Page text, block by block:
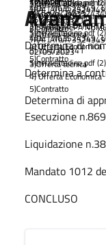
3)Offerta tecnica
4) Offerta Economica
5)Contratto
5) contratto141
Servizicittadino.pdf (2)
TRATTATIVA
02/05/2023
3)Offerta tecnica
4) Offerta Economica
5)Contratto
3) Dettaglio
5) contratto141
Servizicittadino.pdf (2)
del 27/04/2023
2)Stipula MePA
TRATTATIVA
02/05/2023
3)Offerta tecnica
4) Offerta Economica
5)Contratto
976974047E
Determina di
Determina a
Determina di
Esecuzione
Liquidazione
Mandato 1012
CONCLUSO